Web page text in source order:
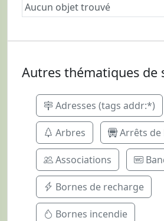
Aucun objet trouvé
Autres thématiques de
Adresses (tags addr:*)
Arbres Arrêts de
Associations
Bornes de recharge
Bornes incendie